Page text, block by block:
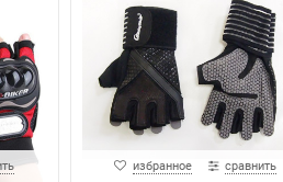
избранное сравнить